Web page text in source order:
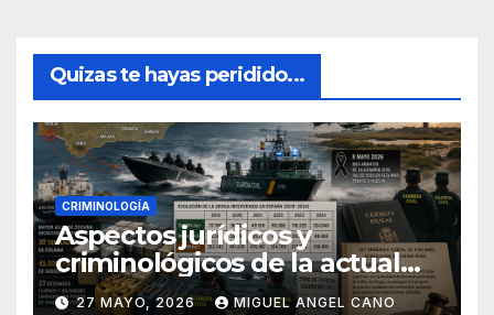
Quizas te hayas peridido...
CRIMINOLOGÍA
Aspectos jurídicos y
criminológicos de la actual
lucha contra el narcotráfico
27 MAYO, 2026 MIGUEL ANGEL CANO